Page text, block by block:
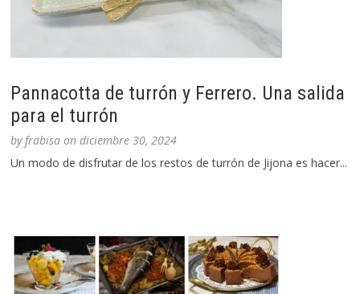
Pannacotta de turrón y Ferrero. Una salida
para el turrón
byfrabisa ondiciembre 30, 2024
Un modo de disfrutar de los restos de turrón de Jijona es hacer...